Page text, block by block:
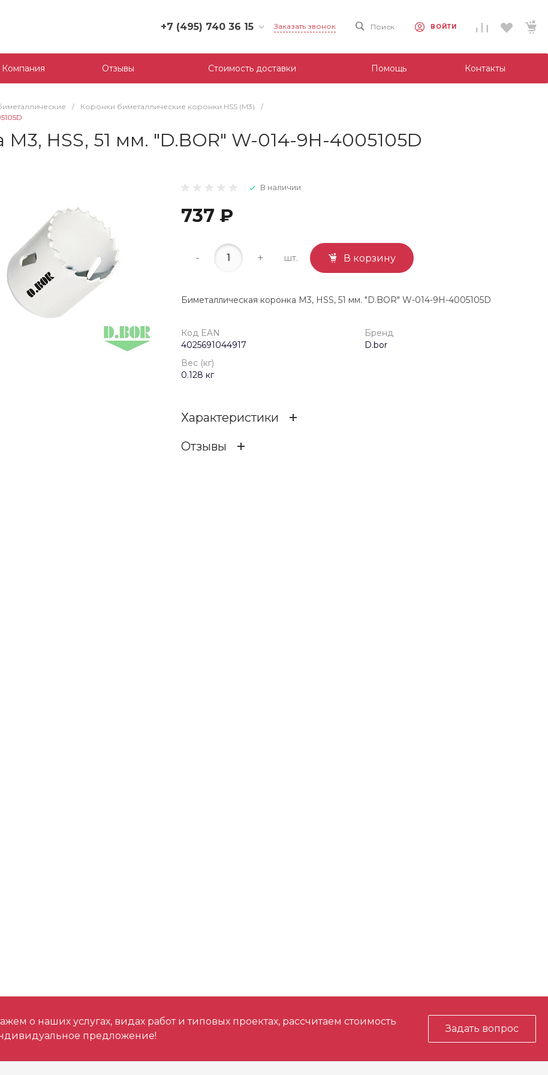
+7 (495) 740 36 15
+7 (495) 740 36 15
г. Москва, Филевский
Заказать звонок Поиск ВОЙТИ
Компания Отзывы Стоимость доставки Помощь Контакты
/ Коронки биметаллические коронки HSS (М3)
/
HSS, 51 мм. "D.BOR" W-014-9H-4005105D
В наличии
737 ₽
- + шт. В корзину
Биметаллическая коронка М3, HSS, 51 мм. "D.BOR" W-014-9H-4005105D
Код EAN
4025691044917
Бренд
D.bor
Вес (кг)
0.128 кг
Характеристики
Отзывы
о наших услугах, видах работ и типовых проектах, рассчитаем стоимость
предложение!
Задать вопрос